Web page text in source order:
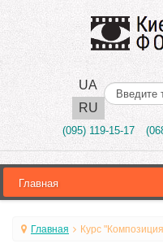
UA
RU
Поиск..
(095) 119-15-17
Главная Курс